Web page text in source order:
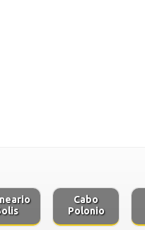
Cabo
Polonio